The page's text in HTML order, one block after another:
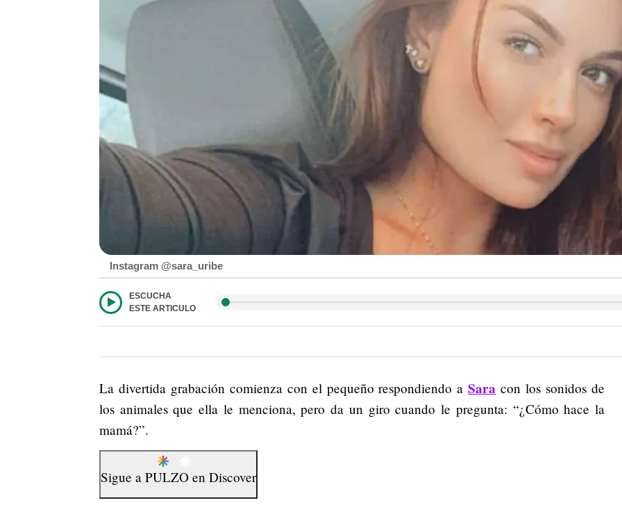
Instagram @sara_uribe
ESCUCHA
ESTE ARTICULO
La divertida grabación comienza con el pequeño respondiendo aSara con los sonidos de
los animales que ella le menciona, pero da un giro cuando le pregunta: “¿Cómo hace la
mamá?”.
Sigue a PULZO en Discover